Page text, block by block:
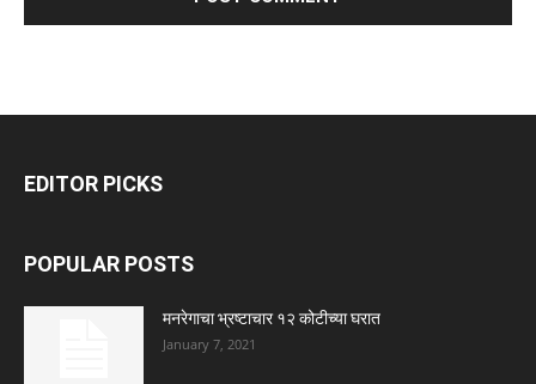
EDITOR PICKS
POPULAR POSTS
मनरेगाचा भ्रष्टाचार १२ कोटीच्या घरात
January 7, 2021